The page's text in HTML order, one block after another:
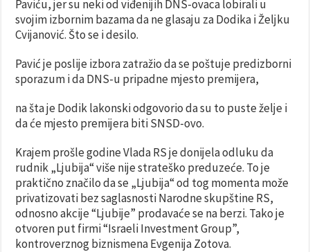
Paviću, jer su neki od viđenijih DNS-ovaca lobirali u
svojim izbornim bazama da ne glasaju za Dodika i Željku
Cvijanović. Što se i desilo.
Pavić je poslije izbora zatražio da se poštuje predizborni
sporazum i da DNS-u pripadne mjesto premijera,
na šta je Dodik lakonski odgovorio da su to puste želje i
da će mjesto premijera biti SNSD-ovo.
Krajem prošle godine Vlada RS je donijela odluku da
rudnik „Ljubija“ više nije strateško preduzeće. To je
praktično značilo da se „Ljubija“ od tog momenta može
privatizovati bez saglasnosti Narodne skupštine RS,
odnosno akcije “Ljubije” prodavaće se na berzi. Tako je
otvoren put firmi “Israeli Investment Group”,
kontroverznog biznismena Evgenija Zotova.